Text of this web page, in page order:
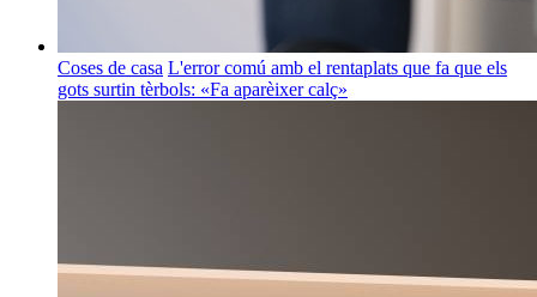
Coses de casa L'error comú amb el rentaplats que fa que els
gots surtin tèrbols: «Fa aparèixer calç»